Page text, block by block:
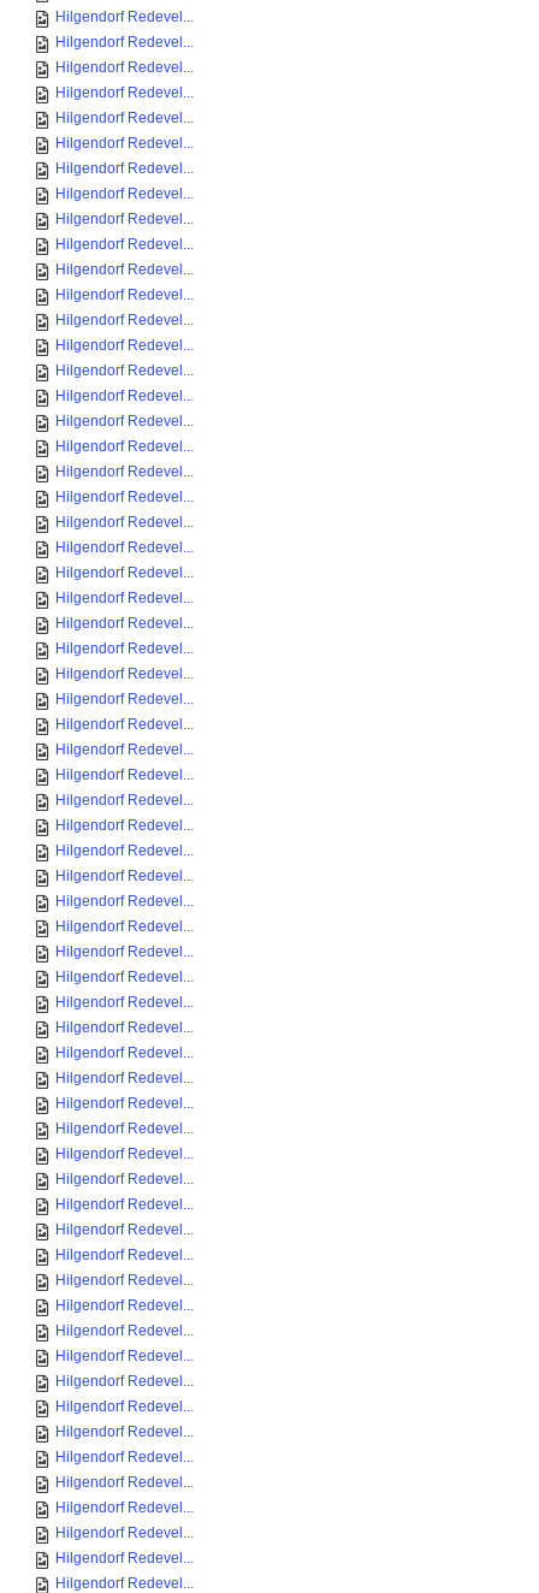
Hilgendorf Redevel...
Hilgendorf Redevel...
Hilgendorf Redevel...
Hilgendorf Redevel...
Hilgendorf Redevel...
Hilgendorf Redevel...
Hilgendorf Redevel...
Hilgendorf Redevel...
Hilgendorf Redevel...
Hilgendorf Redevel...
Hilgendorf Redevel...
Hilgendorf Redevel...
Hilgendorf Redevel...
Hilgendorf Redevel...
Hilgendorf Redevel...
Hilgendorf Redevel...
Hilgendorf Redevel...
Hilgendorf Redevel...
Hilgendorf Redevel...
Hilgendorf Redevel...
Hilgendorf Redevel...
Hilgendorf Redevel...
Hilgendorf Redevel...
Hilgendorf Redevel...
Hilgendorf Redevel...
Hilgendorf Redevel...
Hilgendorf Redevel...
Hilgendorf Redevel...
Hilgendorf Redevel...
Hilgendorf Redevel...
Hilgendorf Redevel...
Hilgendorf Redevel...
Hilgendorf Redevel...
Hilgendorf Redevel...
Hilgendorf Redevel...
Hilgendorf Redevel...
Hilgendorf Redevel...
Hilgendorf Redevel...
Hilgendorf Redevel...
Hilgendorf Redevel...
Hilgendorf Redevel...
Hilgendorf Redevel...
Hilgendorf Redevel...
Hilgendorf Redevel...
Hilgendorf Redevel...
Hilgendorf Redevel...
Hilgendorf Redevel...
Hilgendorf Redevel...
Hilgendorf Redevel...
Hilgendorf Redevel...
Hilgendorf Redevel...
Hilgendorf Redevel...
Hilgendorf Redevel...
Hilgendorf Redevel...
Hilgendorf Redevel...
Hilgendorf Redevel...
Hilgendorf Redevel...
Hilgendorf Redevel...
Hilgendorf Redevel...
Hilgendorf Redevel...
Hilgendorf Redevel...
Hilgendorf Redevel...
Hilgendorf Redevel...